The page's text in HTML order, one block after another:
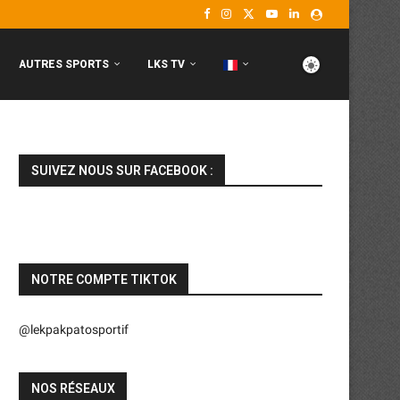
AUTRES SPORTS LKS TV
SUIVEZ NOUS SUR FACEBOOK :
NOTRE COMPTE TIKTOK
@lekpakpatosportif
NOS RÉSEAUX